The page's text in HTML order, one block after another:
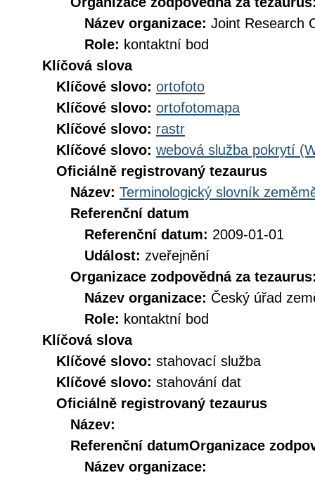
Název organizace: Joint Research
Role: kontaktní bod
Klíčová slova
Klíčové slovo: ortofoto
Klíčové slovo: ortofotomapa
Klíčové slovo: rastr
Klíčové slovo: webová služba pokrytí
Oficiálně registrovaný tezaurus
Název: Terminologický slovník
Referenční datum
Referenční datum: 2009-01-01
Událost: zveřejnění
Organizace zodpovědná za
Název organizace: Český úřad
Role: kontaktní bod
Klíčová slova
Klíčové slovo: stahovací služba
Klíčové slovo: stahování dat
Oficiálně registrovaný tezaurus
Název:
Referenční datumOrganizace
Název organizace: